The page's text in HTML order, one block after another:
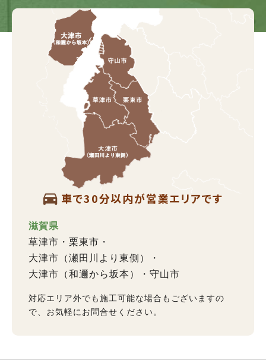
車で30分以内が営業エリアです
滋賀県
草津市
栗東市
大津市（瀬田川より東側）
大津市（和邇から坂本）
守山市
対応エリア外でも施工可能な場合もございますの
で、お気軽にお問合せください。